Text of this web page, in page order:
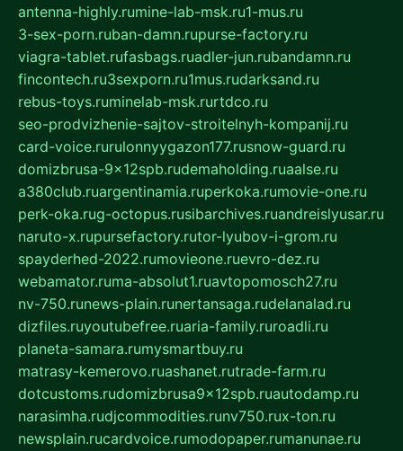
antenna-highly.rumine-lab-msk.ru1-mus.ru
3-sex-porn.ruban-damn.rupurse-factory.ru
viagra-tablet.rufasbags.ruadler-jun.rubandamn.ru
fincontech.ru3sexporn.ru1mus.rudarksand.ru
rebus-toys.ruminelab-msk.rurtdco.ru
seo-prodvizhenie-sajtov-stroitelnyh-kompanij.ru
card-voice.rurulonnyygazon177.rusnow-guard.ru
domizbrusa-9x12spb.rudemaholding.ruaalse.ru
a380club.ruargentinamia.ruperkoka.rumovie-one.ru
perk-oka.rug-octopus.rusibarchives.ruandreislyusar.ru
naruto-x.rupursefactory.rutor-lyubov-i-grom.ru
spayderhed-2022.rumovieone.ruevro-dez.ru
webamator.ruma-absolut1.ruavtopomosch27.ru
nv-750.runews-plain.runertansaga.rudelanalad.ru
dizfiles.ruyoutubefree.ruaria-family.ruroadli.ru
planeta-samara.rumysmartbuy.ru
matrasy-kemerovo.ruashanet.rutrade-farm.ru
dotcustoms.rudomizbrusa9x12spb.ruautodamp.ru
narasimha.rudjcommodities.runv750.rux-ton.ru
newsplain.rucardvoice.rumodopaper.rumanunae.ru